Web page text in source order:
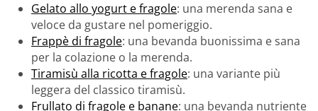
Gelato allo yogurt e fragole: una merenda sana e
veloce da gustare nel pomeriggio.
Frappè di fragole: una bevanda buonissima e sana
per la colazione o la merenda.
Tiramisù alla ricotta e fragole: una variante più
leggera del classico tiramisù.
Frullato di fragole e banane: una bevanda nutriente